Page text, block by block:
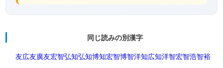
同じ読みの別漢字
友広友廣友宏智弘知弘知博知宏智博智洋知広知洋智宏智浩智裕